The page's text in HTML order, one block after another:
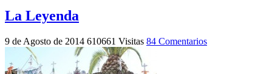
La Leyenda
9 de Agosto de 2014 610661 Visitas 84 Comentarios